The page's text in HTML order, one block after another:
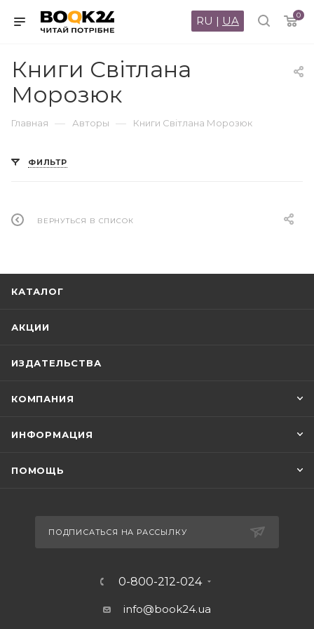
0
RU | UA
Книги Світлана
Морозюк
Главная — Авторы — Книги Світлана Морозюк
ФИЛЬТР
ВЕРНУТЬСЯ В СПИСОК
КАТАЛОГ
АКЦИИ
ИЗДАТЕЛЬСТВА
КОМПАНИЯ
ИНФОРМАЦИЯ
ПОМОЩЬ
ПОДПИСАТЬСЯ НА РАССЫЛКУ
0-800-212-024
info@book24.ua